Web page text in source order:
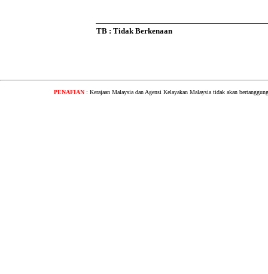
TB : Tidak Berkenaan
PENAFIAN : Kerajaan Malaysia dan Agensi Kelayakan Malaysia tidak akan